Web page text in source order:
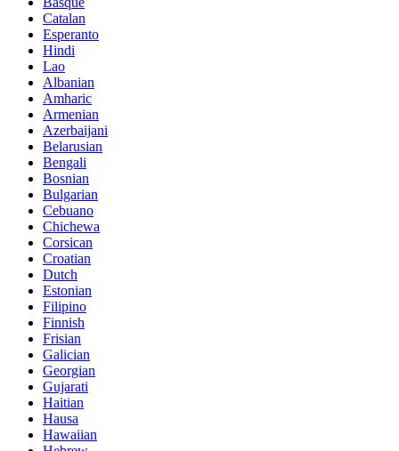
Catalan
Esperanto
Hindi
Lao
Albanian
Amharic
Armenian
Azerbaijani
Belarusian
Bengali
Bosnian
Bulgarian
Cebuano
Chichewa
Corsican
Croatian
Dutch
Estonian
Filipino
Finnish
Frisian
Galician
Georgian
Gujarati
Haitian
Hausa
Hawaiian